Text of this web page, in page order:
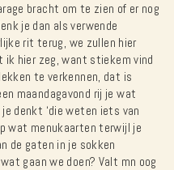
bracht om te zien of er nog
je dan als verwende
rit terug, we zullen hier
ik hier zeg, want stiekem vind
te verkennen, dat is
maandagavond rij je wat
denkt ‘die weten iets van
wat menukaarten terwijl je
de gaten in je sokken
gaan we doen? Valt mn oog